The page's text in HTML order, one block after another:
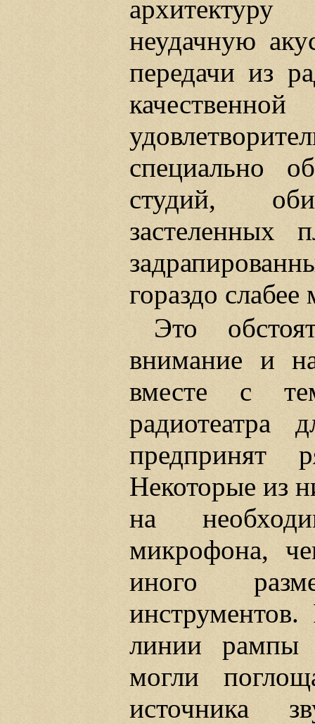
неудачную
передачи из
специально
студий,
застеленных
гораздо
Это
внимание и
вместе с
радиотеатра
предпринят
Некоторые из
на
микрофона,
иного
линии рампы
могли
источника